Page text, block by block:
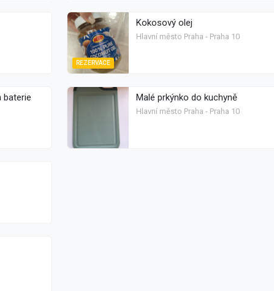
baterie
REZERVACE
Kokosový olej
Hlavní město Praha - Praha 10
Malé prkýnko do kuchyně
Hlavní město Praha - Praha 10